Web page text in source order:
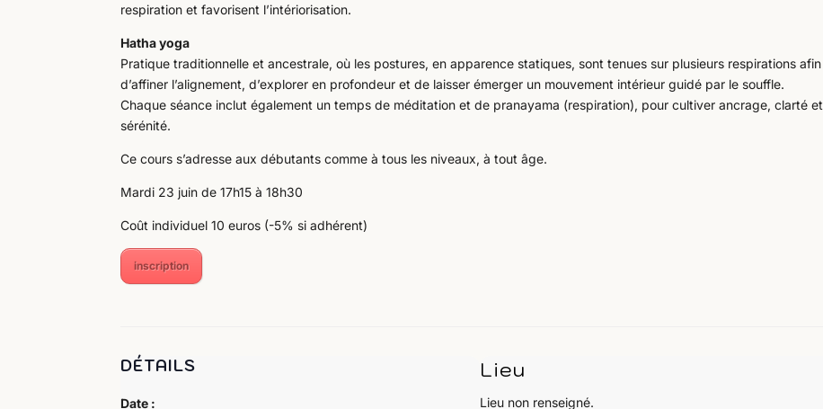
respiration et favorisent l’intériorisation.
Hatha yoga
Pratique traditionnelle et ancestrale, où les postures, en apparence statiques, sont tenues sur plusieurs respirations afin
d’affiner l’alignement, d’explorer en profondeur et de laisser émerger un mouvement intérieur guidé par le souffle.
Chaque séance inclut également un temps de méditation et de pranayama (respiration), pour cultiver ancrage, clarté et
sérénité.
Ce cours s’adresse aux débutants comme à tous les niveaux, à tout âge.
Mardi 23 juin de 17h15 à 18h30
Coût individuel 10 euros (-5% si adhérent)
inscription
DÉTAILS
Date :
Lieu
Lieu non renseigné.